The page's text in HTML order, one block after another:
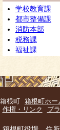
学校教育課
都市整備課
消防本部
税務課
福祉課
箱根町 箱根町ホー
作権・リンク
プ